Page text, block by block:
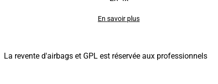
En savoir plus
La revente d'airbags et GPL est réservée aux professionnels